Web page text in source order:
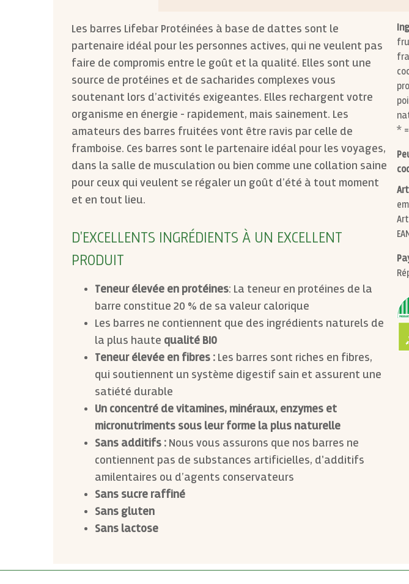
Les barres Lifebar Protéinées à base de dattes sont le
partenaire idéal pour les personnes actives, qui ne veulent pas
faire de compromis entre le goût et la qualité. Elles sont une
source de protéines et de sacharides complexes vous
soutenant lors d’activités exigeantes. Elles rechargent votre
organisme en énergie - rapidement, mais sainement. Les
amateurs des barres fruitées vont être ravis par celle de
framboise. Ces barres sont le partenaire idéal pour les voyages,
dans la salle de musculation ou bien comme une collation saine
pour ceux qui veulent se régaler un goût d’été à tout moment
et en tout lieu.
D'EXCELLENTS INGRÉDIENTS À UN EXCELLENT
PRODUIT
Teneur élevée en protéines: La teneur en protéines de la
barre constitue 20 % de sa valeur calorique
Les barres ne contiennent que des ingrédients naturels de
la plus haute qualité BIO
Teneur élevée en fibres : Les barres sont riches en fibres,
qui soutiennent un système digestif sain et assurent une
satiété durable
Un concentré de vitamines, minéraux, enzymes et
micronutriments sous leur forme la plus naturelle
Sans additifs : Nous vous assurons que nos barres ne
contiennent pas de substances artificielles, d'additifs
amilentaires ou d’agents conservateurs
Sans sucre raffiné
Sans gluten
Sans lactose
*